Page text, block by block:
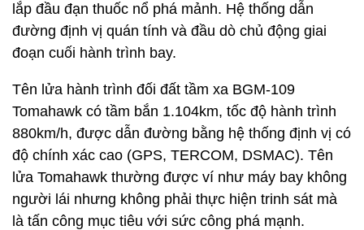
lắp đầu đạn thuốc nổ phá mảnh. Hệ thống dẫn
đường định vị quán tính và đầu dò chủ động giai
đoạn cuối hành trình bay.
Tên lửa hành trình đối đất tầm xa BGM-109
Tomahawk có tầm bắn 1.104km, tốc độ hành trình
880km/h, được dẫn đường bằng hệ thống định vị có
độ chính xác cao (GPS, TERCOM, DSMAC). Tên
lửa Tomahawk thường được ví như máy bay không
người lái nhưng không phải thực hiện trinh sát mà
là tấn công mục tiêu với sức công phá mạnh.